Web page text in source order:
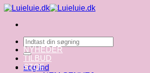
Fortsæt
indhold
Søg
efter:
Log ind
NYHEDER
TILBUD
STOF